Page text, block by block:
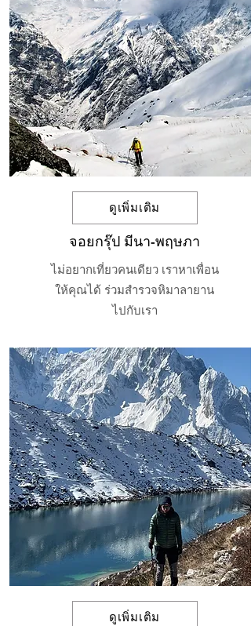
ดูเพิ่มเติม
จอยกรุ๊ป มีนา-พฤษภา
ไม่อยากเที่ยวคนเดียว เราหาเพื่อน
ให้คุณได้ ร่วมสำรวจหิมาลายาน
ไปกับเรา
ดูเพิ่มเติม